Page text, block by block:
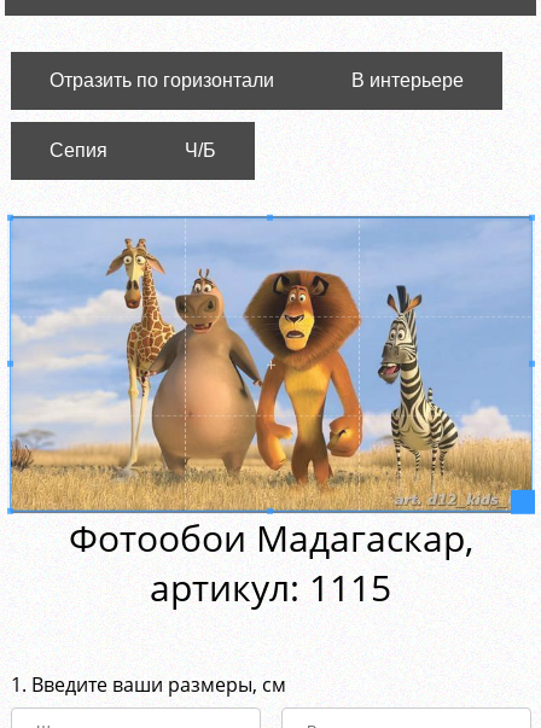
Отразить по горизонтали В интерьере
Сепия Ч/Б
Фотообои Мадагаскар,
aртикул: 1115
1. Введите ваши размеры, см